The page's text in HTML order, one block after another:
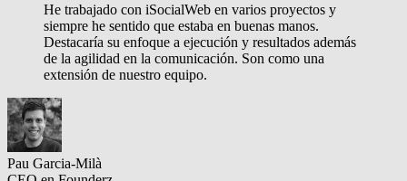
He trabajado con iSocialWeb en varios proyectos y
siempre he sentido que estaba en buenas manos.
Destacaría su enfoque a ejecución y resultados además
de la agilidad en la comunicación. Son como una
extensión de nuestro equipo.
Pau Garcia-Milà